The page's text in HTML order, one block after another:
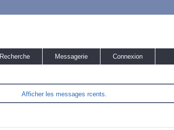
Recherche Messagerie Connexion
Afficher les messages rcents.